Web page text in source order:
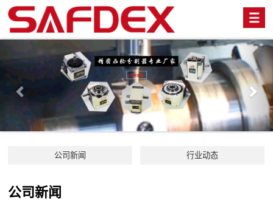
Previous
公司新闻 行业动态
公司新闻